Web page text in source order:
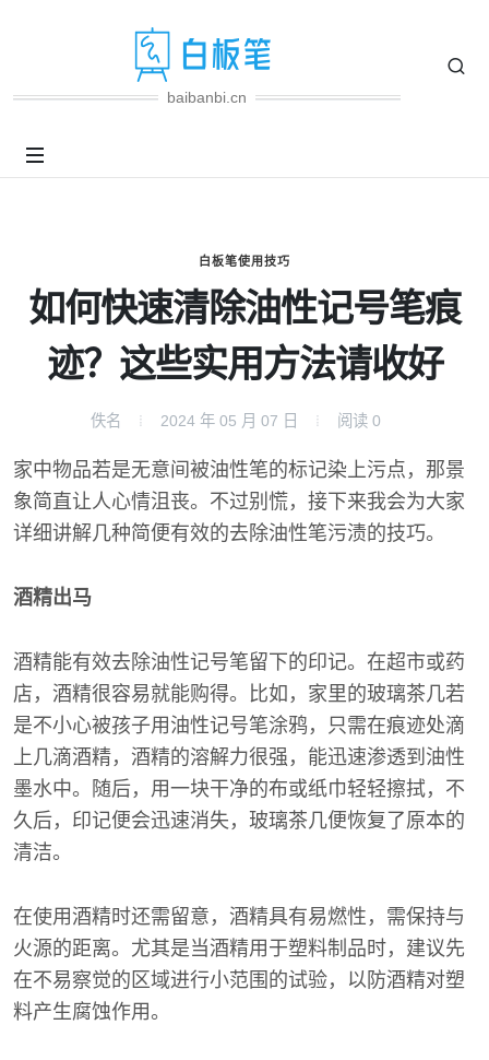
baibanbi.cn
白板笔使用技巧
如何快速清除油性记号笔痕
迹？这些实用方法请收好
佚名 2024 年 05 月 07 日 阅读 0
家中物品若是无意间被油性笔的标记染上污点，那景
象简直让人心情沮丧。不过别慌，接下来我会为大家
详细讲解几种简便有效的去除油性笔污渍的技巧。
酒精出马
酒精能有效去除油性记号笔留下的印记。在超市或药
店，酒精很容易就能购得。比如，家里的玻璃茶几若
是不小心被孩子用油性记号笔涂鸦，只需在痕迹处滴
上几滴酒精，酒精的溶解力很强，能迅速渗透到油性
墨水中。随后，用一块干净的布或纸巾轻轻擦拭，不
久后，印记便会迅速消失，玻璃茶几便恢复了原本的
清洁。
在使用酒精时还需留意，酒精具有易燃性，需保持与
火源的距离。尤其是当酒精用于塑料制品时，建议先
在不易察觉的区域进行小范围的试验，以防酒精对塑
料产生腐蚀作用。